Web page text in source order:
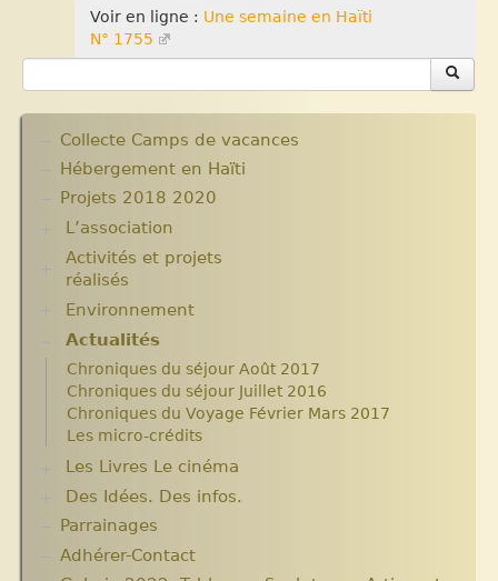
Voir en ligne : Une semaine en Haïti
N° 1755
Collecte Camps de vacances
Hébergement en Haïti
Projets 2018 2020
L’association
Assemblées Générales
Nos partenaires.
Activités et projets
réalisés
Ecole Massawist. Verrettes. Agrandissement et
modernisation.
Archives
Aide en nature : Containers
Années 2010 2012
Projets et bilans années 2013 / 2014
Environnement
Plantes pour Haïti
Solidarité et environnement
Actualités
Chroniques du séjour Août 2017
Chroniques du séjour Juillet 2016
Chroniques du Voyage Février Mars 2017
Les micro-crédits
Les Livres Le cinéma
Critiques et notes de lecture
Des Idées. Des infos.
Changer le monde. Réflexions sur l’aide
internationale. 5 articles
Parrainages
Adhérer-Contact